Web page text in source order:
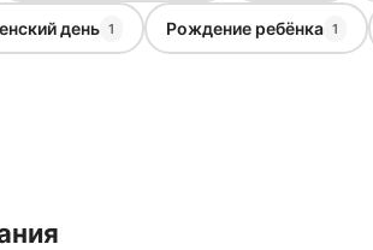
день 1 Рождение ребёнка 1